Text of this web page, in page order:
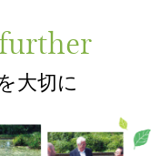
大切に